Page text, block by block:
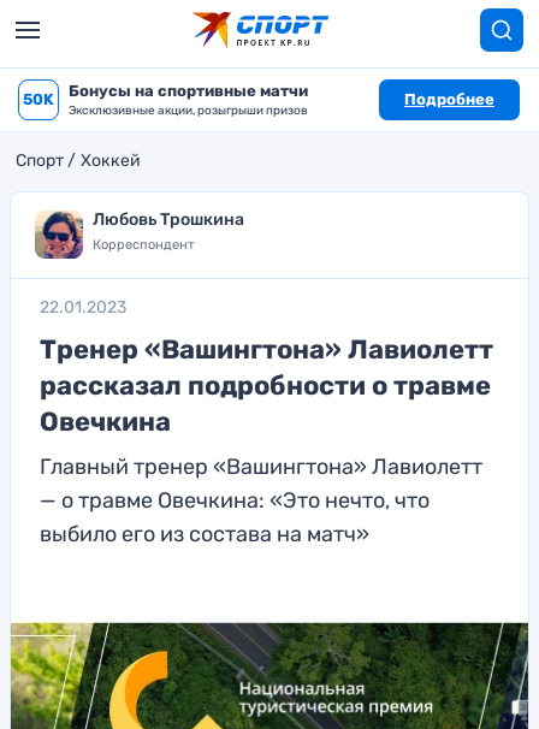
50K Бонусы на спортивные матчи
Эксклюзивные акции, розыгрыши призов
Подробнее
Спорт Хоккей
Любовь Трошкина
Корреспондент
22.01.2023
Тренер «Вашингтона» Лавиолетт
рассказал подробности о травме
Овечкина
Главный тренер «Вашингтона» Лавиолетт
— о травме Овечкина: «Это нечто, что
выбило его из состава на матч»